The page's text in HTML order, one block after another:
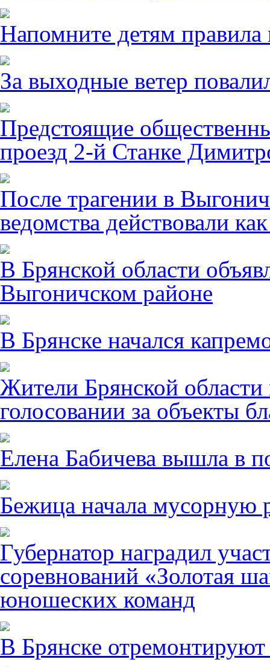
Напомните детям правила
За выходные ветер
Предстоящие
проезд 2-й Станке
После трагении в
ведомства действовали
В Брянской области
Выгоничском районе
В Брянске начался
Жители Брянской области
голосовании за объекты
Елена Бабичева вышла в
Бежица начала мусорную
Губернатор наградил
соревнований «Золотая
юношеских команд
В Брянске